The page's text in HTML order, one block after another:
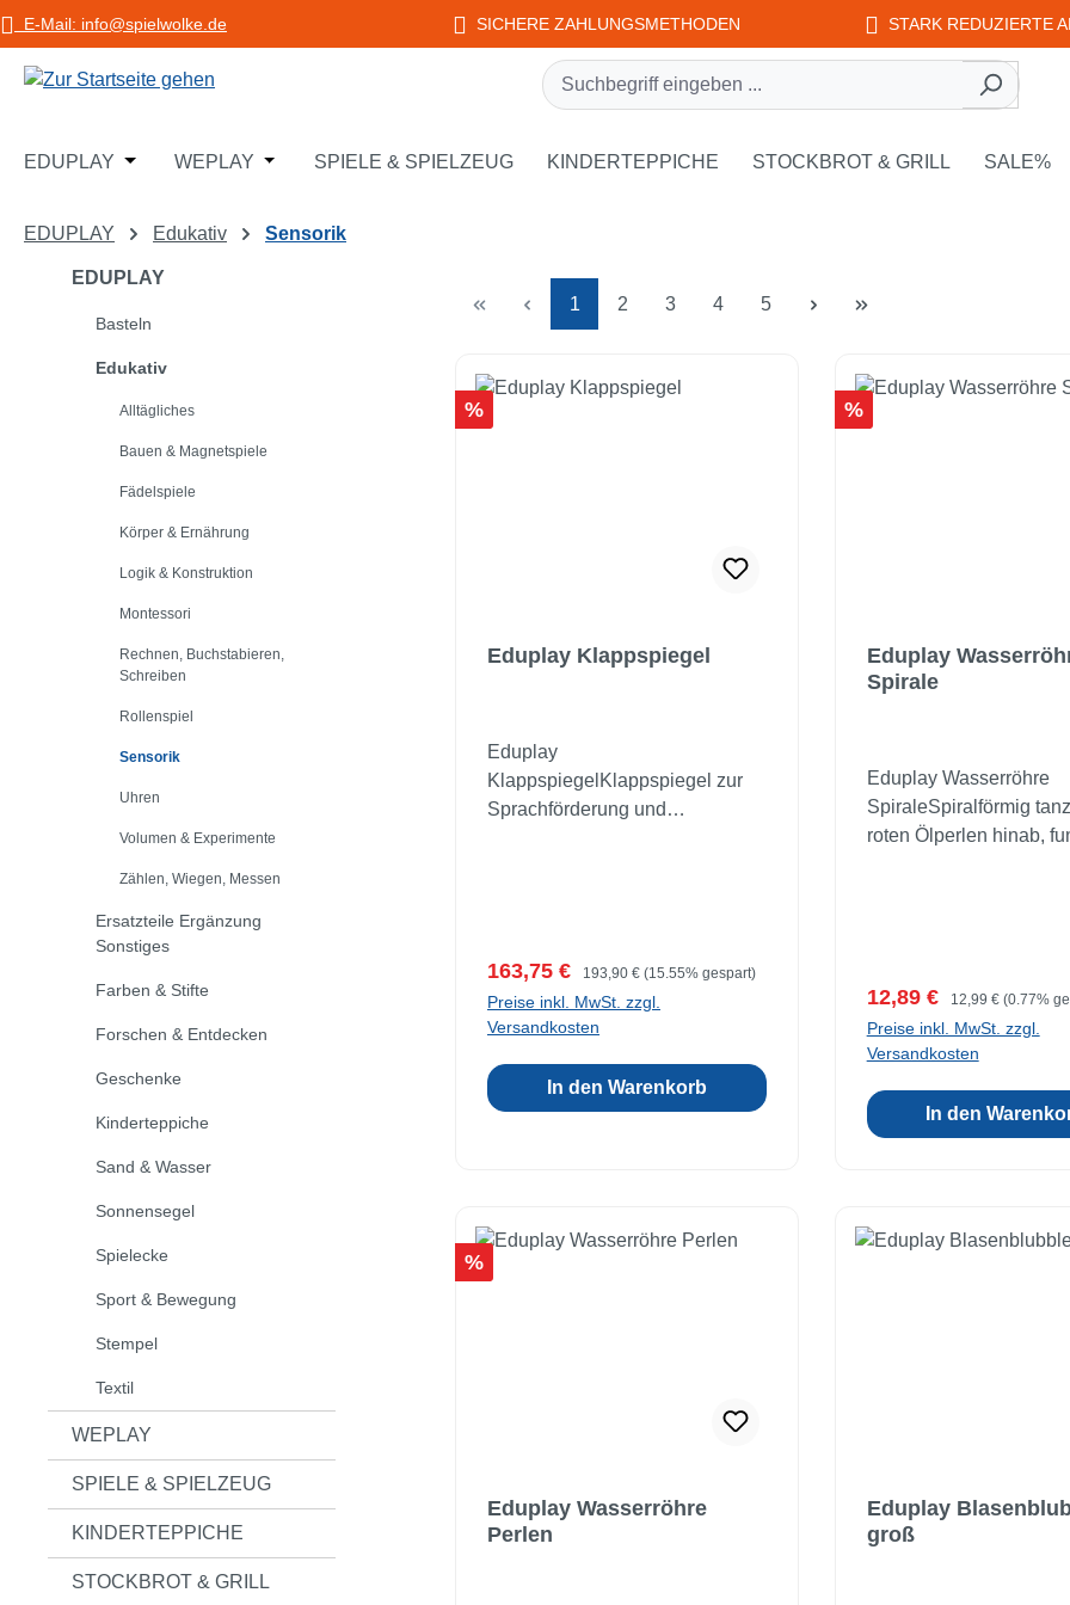
Hauptinhalt springen
Zur Suche springen
Zur Hauptnavigation springen
E-Mail: info@spielwolke.de SICHERE ZAHLUNGSMETHODEN STARK REDUZIERTE
EDUPLAY Öffne oder Schließe das Dropdown der Kategorie EDUPLAY
WEPLAY Öffne oder Schließe das Dropdown der Kategorie WEPLAY
SPIELE & SPIELZEUG KINDERTEPPICHE STOCKBROT & GRILL SALE%
EDUPLAY Edukativ Sensorik
EDUPLAY
Basteln
Edukativ
Alltägliches
Bauen & Magnetspiele
Fädelspiele
Körper & Ernährung
Logik & Konstruktion
Montessori
Rechnen, Buchstabieren,
Schreiben
Rollenspiel
Sensorik
Uhren
Volumen & Experimente
Zählen, Wiegen, Messen
Ersatzteile Ergänzung
Sonstiges
Farben & Stifte
Forschen & Entdecken
Geschenke
Kinderteppiche
Sand & Wasser
Sonnensegel
Spielecke
Sport & Bewegung
Stempel
Textil
WEPLAY
SPIELE & SPIELZEUG
KINDERTEPPICHE
STOCKBROT & GRILL
Seite
1 Seite
2 Seite
3 Seite
4 Seite
5
Rabatt
%
Eduplay Klappspiegel
Eduplay
KlappspiegelKlappspiegel zur
Sprachförderung und
gleichzeitigem Hören der
eigenen Worte fördert eine
genaue Artikulierung. Der
Spiegel kann mit angewinkelten
Seiten auf dem Tisch stehen
verschlossenen Klappspiegels
Verkaufspreis:
163,75 € Regulärer Preis:
193,90 € (15.55% gespart)
Preise inkl. MwSt. zzgl.
Versandkosten
In den Warenkorb
Rabatt
%
Eduplay
Spirale
Eduplay Wasserröhre
SpiraleSpiralförmig
roten Ölperlen hinab,
Flüssigkeit gefüllten
spricht die Sinne an und
zugleich eine
Wirkung. Material: Kunststoff,
Wasser, Öl Maße: Ø 4,3
Verkaufspreis:
12,89 € Regulärer Preis:
12,99 € (0.77%
Preise inkl. MwSt. zzgl.
Versandkosten
In den
Rabatt
%
Eduplay Wasserröhre
Perlen
Eduplay
groß